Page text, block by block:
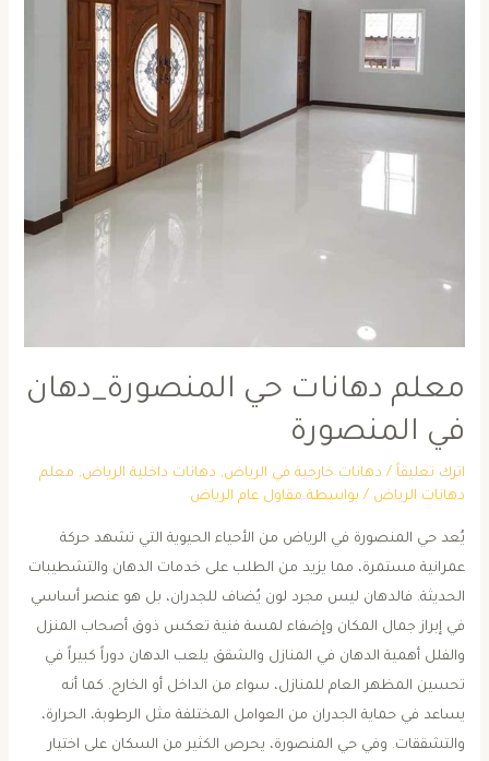
معلم دهانات حي المنصورة_دهان
في المنصورة
اترك تعليقاً / دهانات خارجية في الرياض, دهانات داخلية الرياض, معلم
دهانات الرياض / بواسطة مقاول عام الرياض
يُعد حي المنصورة في الرياض من الأحياء الحيوية التي تشهد حركة
عمرانية مستمرة، مما يزيد من الطلب على خدمات الدهان والتشطيبات
الحديثة. فالدهان ليس مجرد لون يُضاف للجدران، بل هو عنصر أساسي
في إبراز جمال المكان وإضفاء لمسة فنية تعكس ذوق أصحاب المنزل
والفلل أهمية الدهان في المنازل والشقق يلعب الدهان دوراً كبيراً في
تحسين المظهر العام للمنازل، سواء من الداخل أو الخارج. كما أنه
يساعد في حماية الجدران من العوامل المختلفة مثل الرطوبة، الحرارة،
والتشققات. وفي حي المنصورة، يحرص الكثير من السكان على اختيار